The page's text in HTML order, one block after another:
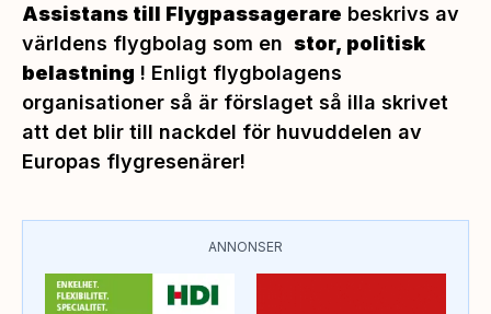
Assistans till Flygpassagerare beskrivs av
världens flygbolag som en stor, politisk
belastning ! Enligt flygbolagens
organisationer så är förslaget så illa skrivet
att det blir till nackdel för huvuddelen av
Europas flygresenärer!
ANNONSER